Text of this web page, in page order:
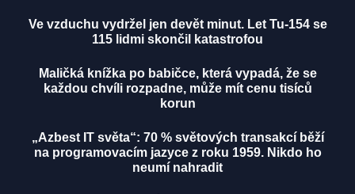
Ve vzduchu vydržel jen devět minut. Let Tu-154 se
115 lidmi skončil katastrofou
Maličká knížka po babičce, která vypadá, že se
každou chvíli rozpadne, může mít cenu tisíců
korun
„Azbest IT světa“: 70 % světových transakcí běží
na programovacím jazyce z roku 1959. Nikdo ho
neumí nahradit